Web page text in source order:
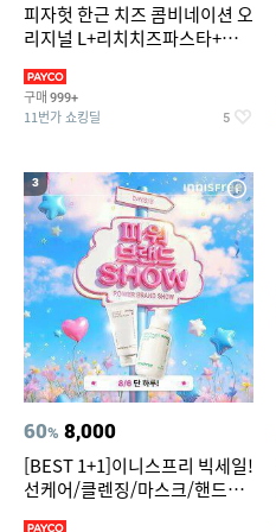
피자헛 한근 치즈 콤비네이션 오
리지널 L+리치치즈파스타+콜
구매 999+
11번가 쇼킹딜 5
3
60% 8,000
[BEST 1+1]이니스프리 빅세일!
선케어/클렌징/마스크/핸드크